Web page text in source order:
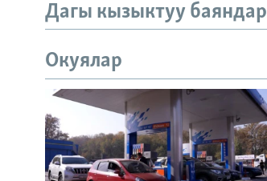
Дагы кызыктуу баяндар
Окуялар